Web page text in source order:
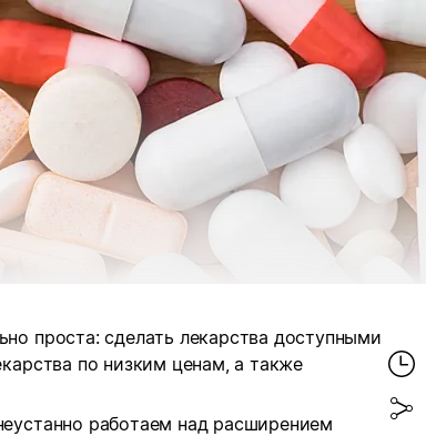
проста: сделать лекарства доступными
по низким ценам, а также
работаем над расширением